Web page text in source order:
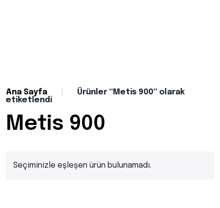
Ana Sayfa
Ürünler “Metis 900” olarak
etiketlendi
Metis 900
Seçiminizle eşleşen ürün bulunamadı.